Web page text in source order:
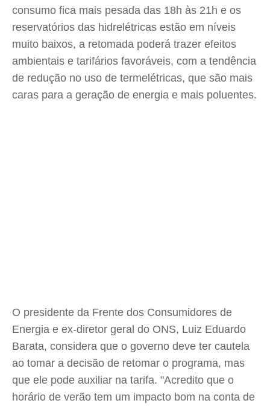
consumo fica mais pesada das 18h às 21h e os
reservatórios das hidrelétricas estão em níveis
muito baixos, a retomada poderá trazer efeitos
ambientais e tarifários favoráveis, com a tendência
de redução no uso de termelétricas, que são mais
caras para a geração de energia e mais poluentes.
O presidente da Frente dos Consumidores de
Energia e ex-diretor geral do ONS, Luiz Eduardo
Barata, considera que o governo deve ter cautela
ao tomar a decisão de retomar o programa, mas
que ele pode auxiliar na tarifa. "Acredito que o
horário de verão tem um impacto bom na conta de